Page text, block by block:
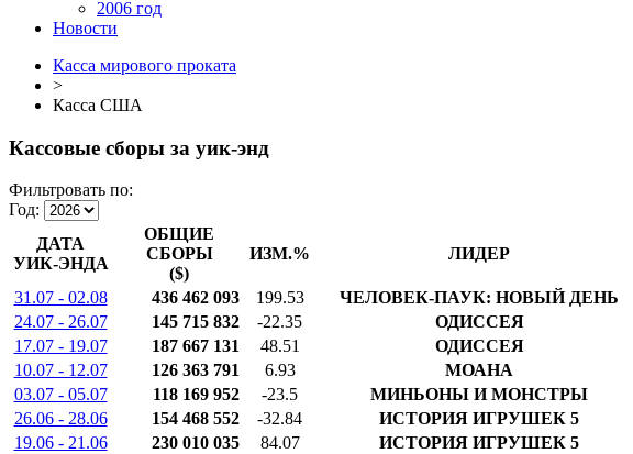
2006 год
Новости
Касса мирового проката
>
Касса США
Кассовые сборы за уик-энд
Фильтровать по:
Год:
ДАТА
УИК-ЭНДА
ОБЩИЕ
СБОРЫ
($)
ИЗМ.% ЛИДЕР
31.07 - 02.08 436 462 093 199.53 ЧЕЛОВЕК-ПАУК: НОВЫЙ ДЕНЬ
24.07 - 26.07
145 715 832 -22.35 ОДИССЕЯ
17.07 - 19.07
187 667 131 48.51 ОДИССЕЯ
10.07 - 12.07
126 363 791 6.93 МОАНА
03.07 - 05.07
118 169 952 -23.5 МИНЬОНЫ И МОНСТРЫ
26.06 - 28.06
154 468 552 -32.84 ИСТОРИЯ ИГРУШЕК 5
19.06 - 21.06
230 010 035 84.07 ИСТОРИЯ ИГРУШЕК 5